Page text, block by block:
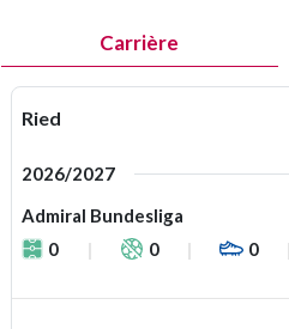
Carrière
Ried
2026/2027
Admiral Bundesliga
0
0 0